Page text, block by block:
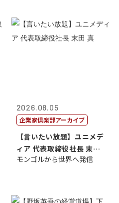
2026.08.05
企業家倶楽部アーカイブ
【言いたい放題】ユニメデ
ィア 代表取締役社長 末田
真
モンゴルから世界へ発信